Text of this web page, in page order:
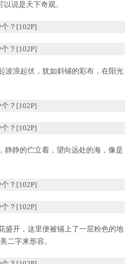
说是天下奇观。
波浪起伏，犹如斜铺的彩布，在阳光
静静的伫立着，望向远处的海，像是
盛开，这里便被铺上了一层粉色的地
二字来形容。